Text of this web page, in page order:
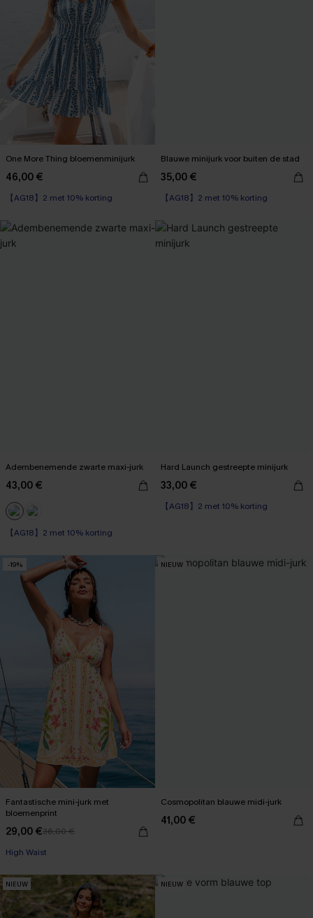
One More Thing bloemenminijurk
46,00 €
【AG18】2 met 10% korting
Blauwe minijurk voor buiten de stad
35,00 €
【AG18】2 met 10% korting
Adembenemende zwarte maxi-jurk
43,00 €
【AG18】2 met 10% korting
Hard Launch gestreepte minijurk
33,00 €
【AG18】2 met 10% korting
-19%
Fantastische mini-jurk met
bloemenprint
29,00 €36,00 €
High Waist
NIEUW
Cosmopolitan blauwe midi-jurk
41,00 €
NIEUW NIEUW